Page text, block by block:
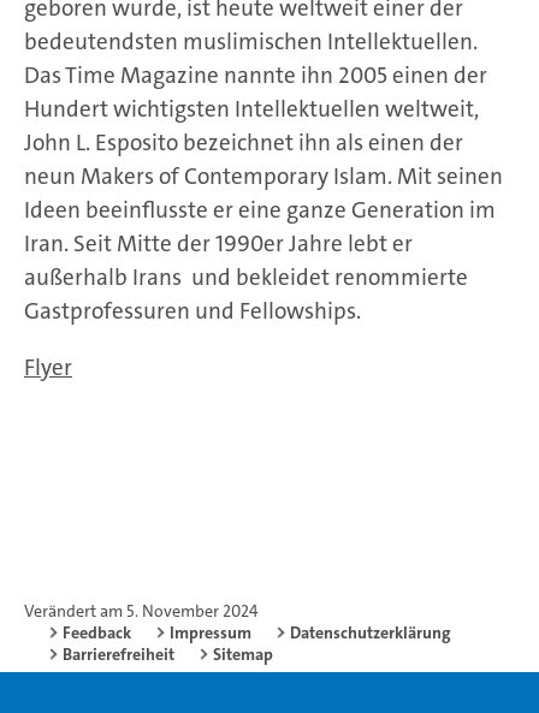
geboren wurde, ist heute weltweit einer der
bedeutendsten muslimischen Intellektuellen.
Das Time Magazine nannte ihn 2005 einen der
Hundert wichtigsten Intellektuellen weltweit,
John L. Esposito bezeichnet ihn als einen der
neun Makers of Contemporary Islam. Mit seinen
Ideen beeinflusste er eine ganze Generation im
Iran. Seit Mitte der 1990er Jahre lebt er
außerhalb Irans und bekleidet renommierte
Gastprofessuren und Fellowships.
Flyer
Verändert am 5. November 2024
Feedback
Impressum
Datenschutzerklärung
Barrierefreiheit
Sitemap